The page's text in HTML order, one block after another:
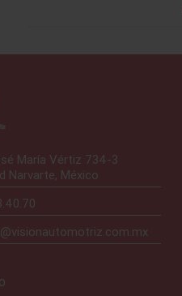
María Vértiz 734-3
Narvarte, México